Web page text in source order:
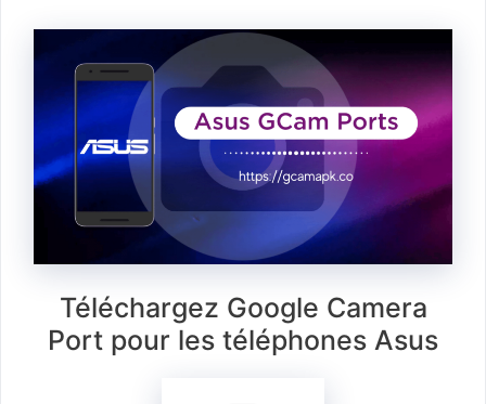
Téléchargez Google Camera
Port pour les téléphones Asus